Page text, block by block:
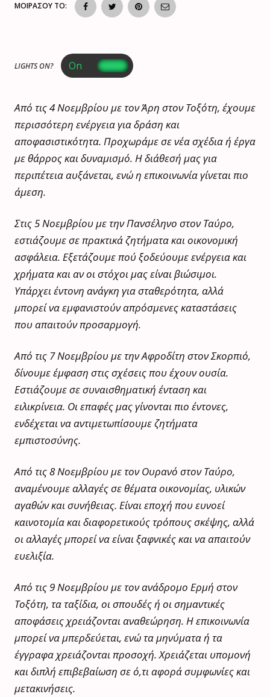
ΜΟΙΡΑΣΟΥ ΤΟ:
LIGHTS ON?
Από τις 4 Νοεμβρίου με τον Άρη στον Τοξότη, έχουμε
περισσότερη ενέργεια για δράση και
αποφασιστικότητα. Προχωράμε σε νέα σχέδια ή έργα
με θάρρος και δυναμισμό. Η διάθεσή μας για
περιπέτεια αυξάνεται, ενώ η επικοινωνία γίνεται πιο
άμεση.
Στις 5 Νοεμβρίου με την Πανσέληνο στον Ταύρο,
εστιάζουμε σε πρακτικά ζητήματα και οικονομική
ασφάλεια. Εξετάζουμε πού ξοδεύουμε ενέργεια και
χρήματα και αν οι στόχοι μας είναι βιώσιμοι.
Υπάρχει έντονη ανάγκη για σταθερότητα, αλλά
μπορεί να εμφανιστούν απρόσμενες καταστάσεις
που απαιτούν προσαρμογή.
Από τις 7 Νοεμβρίου με την Αφροδίτη στον Σκορπιό,
δίνουμε έμφαση στις σχέσεις που έχουν ουσία.
Εστιάζουμε σε συναισθηματική ένταση και
ειλικρίνεια. Οι επαφές μας γίνονται πιο έντονες,
ενδέχεται να αντιμετωπίσουμε ζητήματα
εμπιστοσύνης.
Από τις 8 Νοεμβρίου με τον Ουρανό στον Ταύρο,
αναμένουμε αλλαγές σε θέματα οικονομίας, υλικών
αγαθών και συνήθειας. Είναι εποχή που ευνοεί
καινοτομία και διαφορετικούς τρόπους σκέψης, αλλά
οι αλλαγές μπορεί να είναι ξαφνικές και να απαιτούν
ευελιξία.
Από τις 9 Νοεμβρίου με τον ανάδρομο Ερμή στον
Τοξότη, τα ταξίδια, οι σπουδές ή οι σημαντικές
αποφάσεις χρειάζονται αναθεώρηση. Η επικοινωνία
μπορεί να μπερδεύεται, ενώ τα μηνύματα ή τα
έγγραφα χρειάζονται προσοχή. Χρειάζεται υπομονή
και διπλή επιβεβαίωση σε ό,τι αφορά συμφωνίες και
μετακινήσεις.